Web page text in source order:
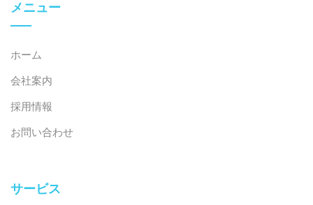
チン接種記録、ワクチンのパッケージセットといった機
能は、もはや不可欠なものになりつつあります。VNVC
は、成人向けのワクチンパッケージを提供することでこ
ウは、広範な薬局ネットワークを活用し、公的医療保険
の選択肢が限られ、価格が重要な第2層都市の成人にリ
代的なワクチン接種センターを開発することは、顧客維
結論
メニュー
ホーム
会社案内
採用情報
お問い合わせ
サービス